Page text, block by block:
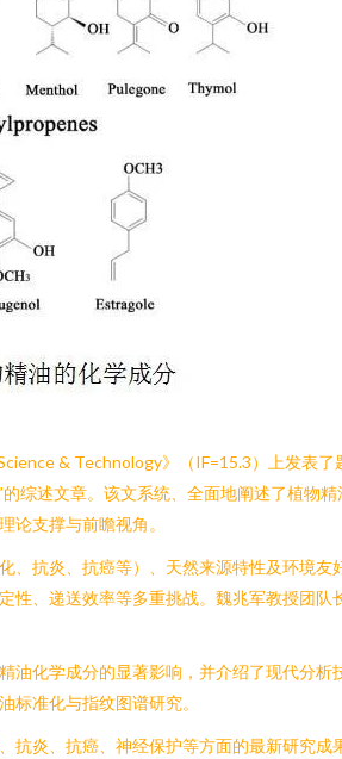
& Technology》（IF=15.3）上发表
述文章。该文系统、全面地阐述了植物
论支撑与前瞻视角。
抗炎、抗癌等）、天然来源特性及环境
、递送效率等多重挑战。魏兆军教授团
化学成分的显著影响，并介绍了现代分
标准化与指纹图谱研究。
炎、抗癌、神经保护等方面的最新研究